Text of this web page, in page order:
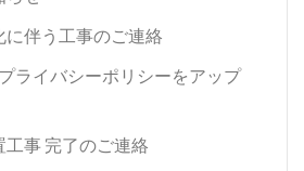
伴う工事のご連絡
ライバシーポリシーをアップ
事 完了のご連絡